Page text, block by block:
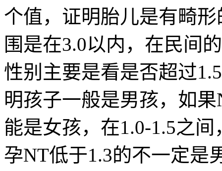
个值，证明胎儿是有畸
围是在3.0以内，在民间
性别主要是看是否超过
明孩子一般是男孩，如
能是女孩，在1.0-1.5之
孕NT低于1.3的不一定是